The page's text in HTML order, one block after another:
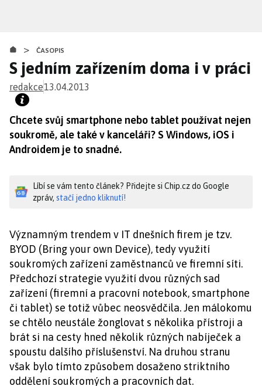
obsahu
> ČASOPIS
S jedním zařízením doma i v práci
redakce13.04.2013
Chcete svůj smartphone nebo tablet používat nejen
soukromě, ale také v kanceláři? S Windows, iOS i
Androidem je to snadné.
Líbí se vám tento článek? Přidejte si Chip.cz do Google
zpráv, stačí jedno kliknutí!
Významným trendem v IT dnešních firem je tzv.
BYOD (Bring your own Device), tedy využití
soukromých zařízení zaměstnanců ve firemní síti.
Předchozí strategie využití dvou různých sad
zařízení (firemní a pracovní notebook, smartphone
či tablet) se totiž vůbec neosvědčila. Jen málokomu
se chtělo neustále žonglovat s několika přístroji a
brát si na cesty hned několik různých nabíječek a
spoustu dalšího příslušenství. Na druhou stranu
však bylo tímto způsobem dosaženo striktního
oddělení soukromých a pracovních dat.